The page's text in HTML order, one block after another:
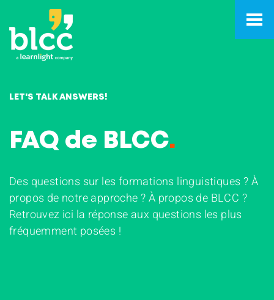
LET'S TALK ANSWERS!
FAQ de BLCC.
Des questions sur les formations linguistiques ? À
propos de notre approche ? À propos de BLCC ?
Retrouvez ici la réponse aux questions les plus
fréquemment posées !